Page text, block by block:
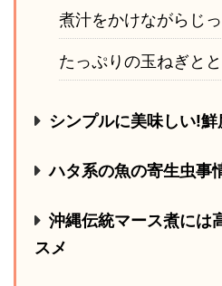
煮汁をかけながらじ
たっぷりの玉ねぎと
シンプルに美味しい!
ハタ系の魚の寄生虫事
沖縄伝統マース煮には
スメ